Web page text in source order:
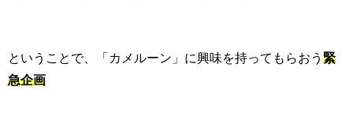
ということで、「カメルーン」に興味を持ってもらおう 緊
急企画